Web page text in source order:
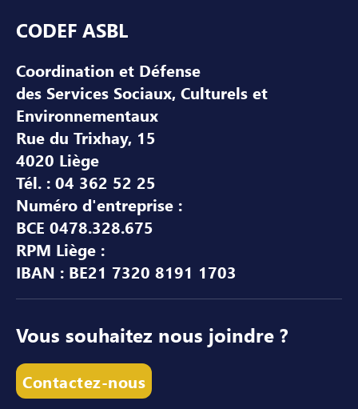
CODEF ASBL
Coordination et Défense
des Services Sociaux, Culturels et
Environnementaux
Rue du Trixhay, 15
4020 Liège
Tél. : 04 362 52 25
Numéro d'entreprise :
BCE 0478.328.675
RPM Liège :
IBAN : BE21 7320 8191 1703
Vous souhaitez nous joindre ?
Contactez-nous